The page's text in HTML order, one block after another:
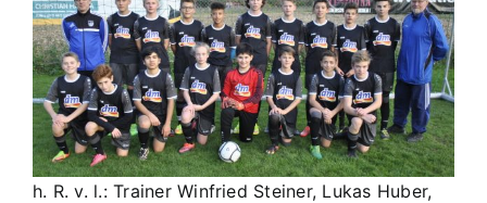
h. R. v. l.: Trainer Winfried Steiner, Lukas Huber,